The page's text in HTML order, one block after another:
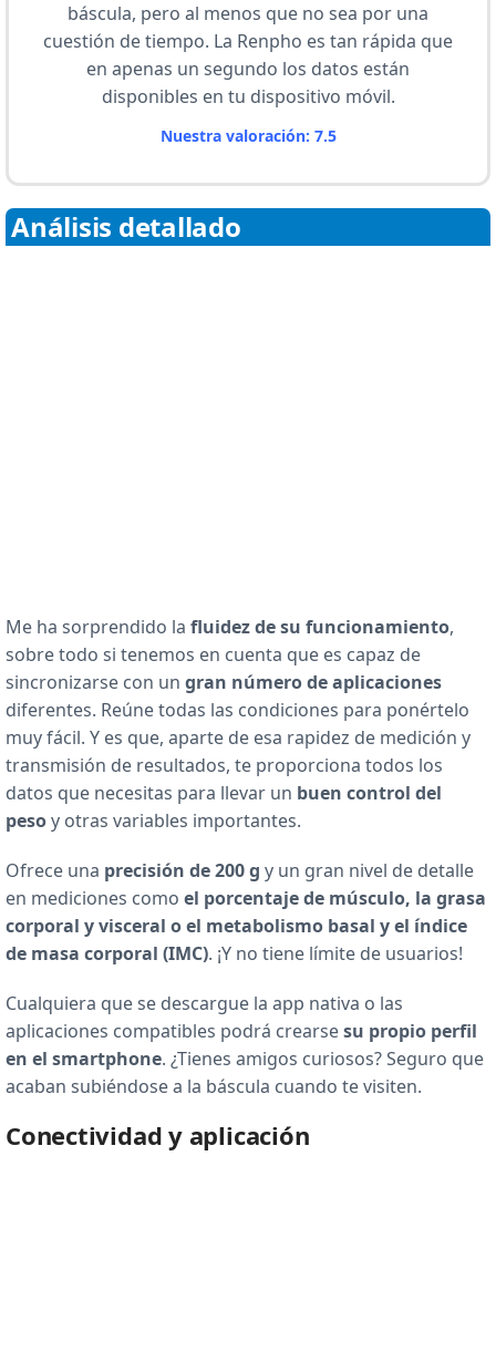
báscula, pero al menos que no sea por una
cuestión de tiempo. La Renpho es tan rápida que
en apenas un segundo los datos están
disponibles en tu dispositivo móvil.
Nuestra valoración: 7.5
Análisis detallado
Me ha sorprendido la fluidez de su funcionamiento,
sobre todo si tenemos en cuenta que es capaz de
sincronizarse con un gran número de aplicaciones
diferentes. Reúne todas las condiciones para ponértelo
muy fácil. Y es que, aparte de esa rapidez de medición y
transmisión de resultados, te proporciona todos los
datos que necesitas para llevar un buen control del
pesoy otras variables importantes.
Ofrece una precisión de 200 g y un gran nivel de detalle
en mediciones como el porcentaje de músculo, la grasa
corporal y visceral o el metabolismo basal y el índice
de masa corporal (IMC). ¡Y no tiene límite de usuarios!
Cualquiera que se descargue la app nativa o las
aplicaciones compatibles podrá crearsesu propio perfil
en el smartphone. ¿Tienes amigos curiosos? Seguro que
acaban subiéndose a la báscula cuando te visiten.
Conectividad y aplicación